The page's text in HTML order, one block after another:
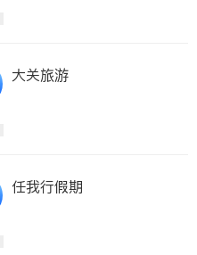
大关旅游
任我行假期